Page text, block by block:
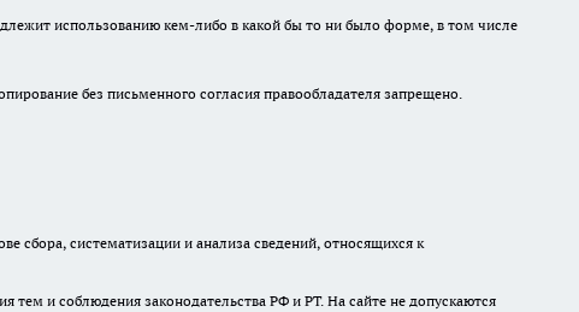
использованию кем-либо в какой бы то ни было форме, в том числе
без письменного согласия правообладателя запрещено.
систематизации и анализа сведений, относящихся к
тем и соблюдения законодательства РФ и РТ. На сайте не допускаются